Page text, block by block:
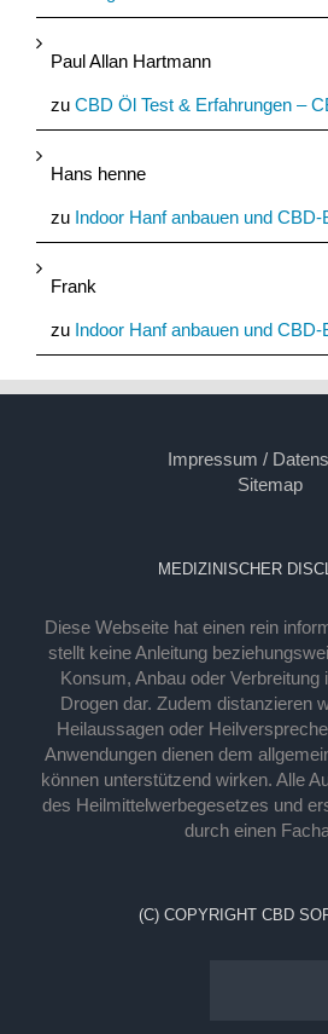
Paul Allan Hartmann
zu CBD Öl Test & Erfahrungen –
Hans henne
zu Indoor Hanf anbauen und CBD-
Frank
zu Indoor Hanf anbauen und CBD-
Impressum /
Sitemap
MEDIZINISCHER
Diese Webseite hat einen rein
stellt keine Anleitung
Konsum, Anbau oder Verbreitung
Drogen dar. Zudem distanzieren
Heilaussagen oder
Anwendungen dienen dem
können unterstützend wirken. Alle
des Heilmittelwerbegesetzes und
durch einen
(C) COPYRIGHT CBD